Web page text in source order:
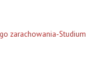
zarachowania-Studium